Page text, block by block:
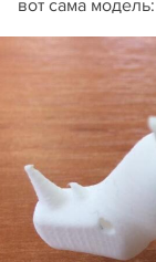
вот сама модель: